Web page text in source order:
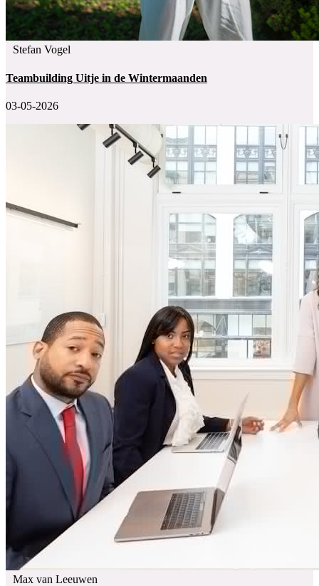
Stefan Vogel
Teambuilding Uitje in de Wintermaanden
03-05-2026
Max van Leeuwen